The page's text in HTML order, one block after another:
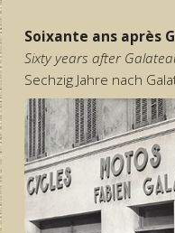
Soixante ans après
Sixty years after
Sechzig Jahre nach